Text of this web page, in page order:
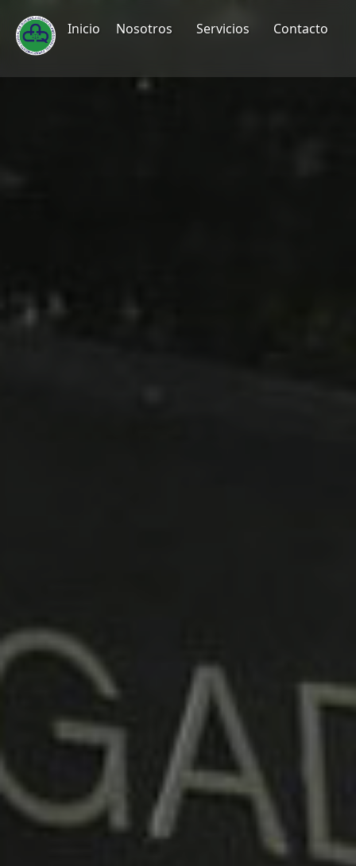
Inicio Nosotros Servicios Contacto